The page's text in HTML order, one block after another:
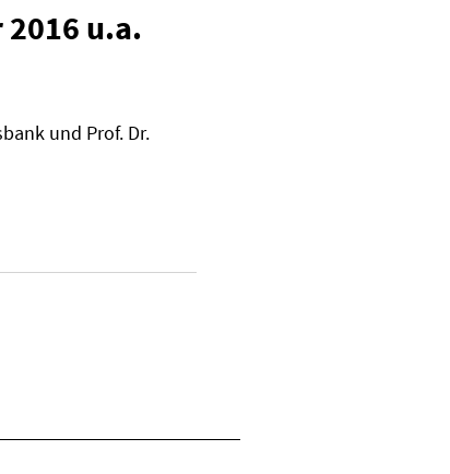
u.a.
und Prof. Dr.